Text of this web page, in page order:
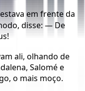
em frente da
disse: — De
ali, olhando de
Salomé e
o mais moço.